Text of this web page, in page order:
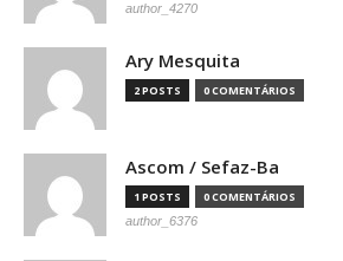
author_4270
Ary Mesquita
2 POSTS 0 COMENTÁRIOS
Ascom / Sefaz-Ba
1 POSTS 0 COMENTÁRIOS
author_6376